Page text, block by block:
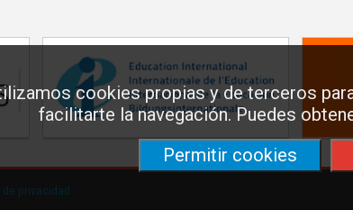
cookies propias y de terceros
facilitarte la navegación. Puedes
Permitir cookies
privacidad